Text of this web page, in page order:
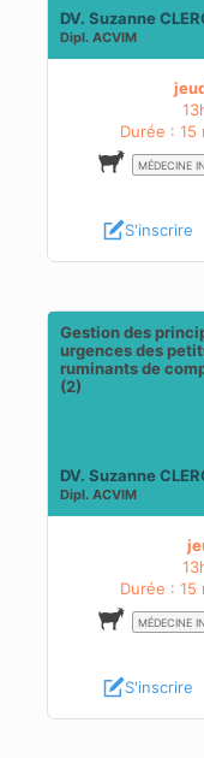
DV. Suzanne
Dipl. ACVIM
Durée : 15
MÉDECINE
S'inscrire
Gestion des
urgences des
ruminants de
(2)
DV. Suzanne
Dipl. ACVIM
Durée : 15
MÉDECINE
S'inscrire